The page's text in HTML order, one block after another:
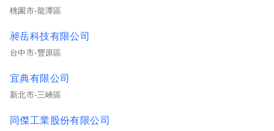
桃園市-龍潭區
昶岳科技有限公司
台中市-豐原區
宜典有限公司
新北市-三峽區
同傑工業股份有限公司